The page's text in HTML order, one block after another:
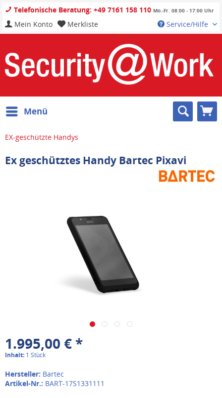
Telefonische Beratung: +49 7161 158 110 Mo.-Fr. 08:00 - 17:00 Uhr
Service/Hilfe
Mein Konto Merkliste
Menü
EX-geschützte Handys
Ex geschütztes Handy Bartec Pixavi
1.995,00 € *
Inhalt: 1 Stück
Hersteller: Bartec
Artikel-Nr.: BART-17S1331111